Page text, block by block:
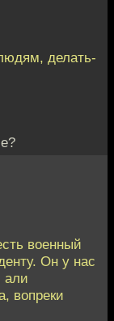
делать-
военный
Он у нас
али
вопреки